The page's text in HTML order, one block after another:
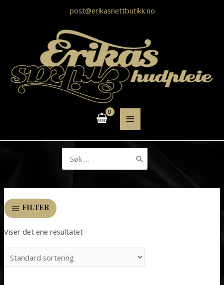
post@erikasnettbutikk.no
HOVEDMENY
etter:
FILTER
Viser det ene resultatet